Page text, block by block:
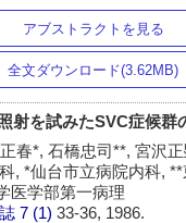
アブストラクトを見る
全文ダウンロード(3.62MB)
射を試みたSVC症候群
春*, 石橋忠司**, 宮沢
, *仙台市立病院内科,
医学部第一病理
7 (1)33-36, 1986.